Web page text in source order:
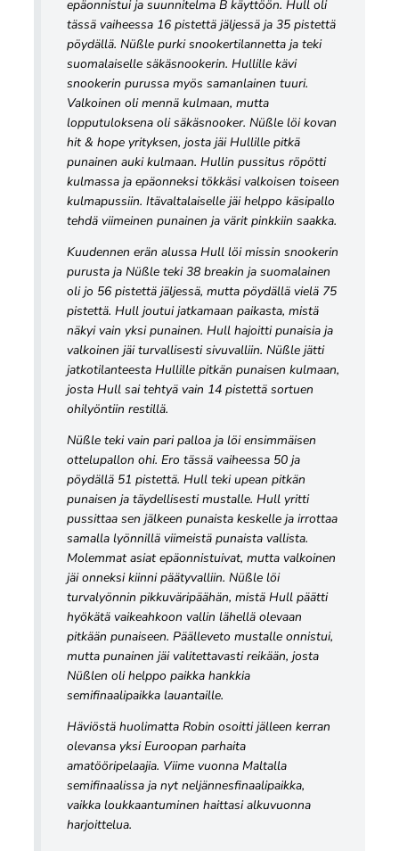
epäonnistui ja suunnitelma B käyttöön. Hull oli
tässä vaiheessa 16 pistettä jäljessä ja 35 pistettä
pöydällä. Nüßle purki snookertilannetta ja teki
suomalaiselle säkäsnookerin. Hullille kävi
snookerin purussa myös samanlainen tuuri.
Valkoinen oli mennä kulmaan, mutta
lopputuloksena oli säkäsnooker. Nüßle löi kovan
hit & hope yrityksen, josta jäi Hullille pitkä
punainen auki kulmaan. Hullin pussitus röpötti
kulmassa ja epäonneksi tökkäsi valkoisen toiseen
kulmapussiin. Itävaltalaiselle jäi helppo käsipallo
tehdä viimeinen punainen ja värit pinkkiin saakka.
Kuudennen erän alussa Hull löi missin snookerin
purusta ja Nüßle teki 38 breakin ja suomalainen
oli jo 56 pistettä jäljessä, mutta pöydällä vielä 75
pistettä. Hull joutui jatkamaan paikasta, mistä
näkyi vain yksi punainen. Hull hajoitti punaisia ja
valkoinen jäi turvallisesti sivuvalliin. Nüßle jätti
jatkotilanteesta Hullille pitkän punaisen kulmaan,
josta Hull sai tehtyä vain 14 pistettä sortuen
ohilyöntiin restillä.
Nüßle teki vain pari palloa ja löi ensimmäisen
ottelupallon ohi. Ero tässä vaiheessa 50 ja
pöydällä 51 pistettä. Hull teki upean pitkän
punaisen ja täydellisesti mustalle. Hull yritti
pussittaa sen jälkeen punaista keskelle ja irrottaa
samalla lyönnillä viimeistä punaista vallista.
Molemmat asiat epäonnistuivat, mutta valkoinen
jäi onneksi kiinni päätyvalliin. Nüßle löi
turvalyönnin pikkuväripäähän, mistä Hull päätti
hyökätä vaikeahkoon vallin lähellä olevaan
pitkään punaiseen. Päälleveto mustalle onnistui,
mutta punainen jäi valitettavasti reikään, josta
Nüßlen oli helppo paikka hankkia
semifinaalipaikka lauantaille.
Häviöstä huolimatta Robin osoitti jälleen kerran
olevansa yksi Euroopan parhaita
amatööripelaajia. Viime vuonna Maltalla
semifinaalissa ja nyt neljännesfinaalipaikka,
vaikka loukkaantuminen haittasi alkuvuonna
harjoittelua.